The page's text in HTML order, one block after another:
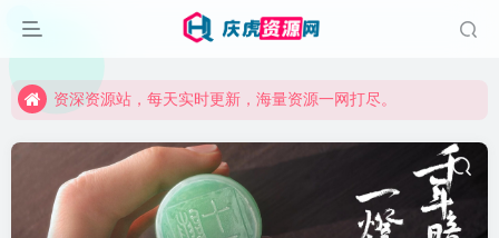
资深资源站，每天实时更新，海量资源一网打尽。
【启明网】找项目 + 低成本创业 + 减少信息差 + 见识各种项目 + 提升网创认知。
资深资源站，每天实时更新，海量资源一网打尽。